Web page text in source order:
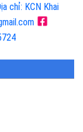
chỉ: KCN Khai